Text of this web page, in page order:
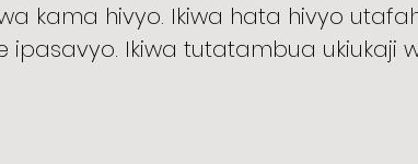
kama hivyo. Ikiwa hata hivyo
ipasavyo. Ikiwa tutatambua ukiukaji